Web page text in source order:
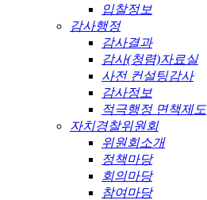
입찰정보
감사행정
감사결과
감사(청렴)자료실
사전 컨설팅감사
감사정보
적극행정 면책제도
자치경찰위원회
위원회소개
정책마당
회의마당
참여마당